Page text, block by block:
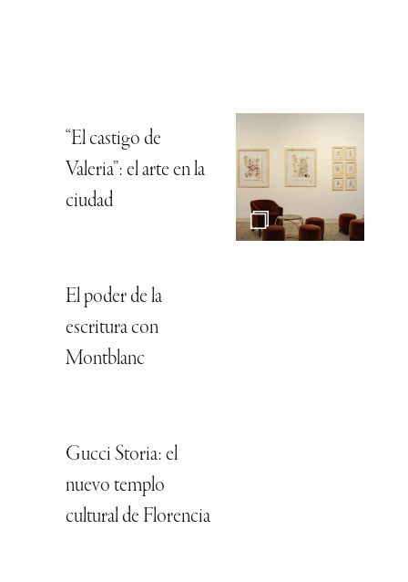
“El castigo de
Valeria”: el arte en la
ciudad
El poder de la
escritura con
Montblanc
Gucci Storia: el
nuevo templo
cultural de Florencia